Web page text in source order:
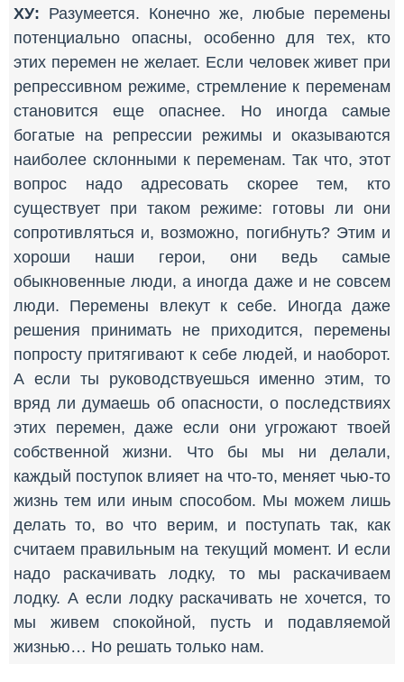
ХУ: Разумеется. Конечно же, любые перемены
потенциально опасны, особенно для тех, кто
этих перемен не желает. Если человек живет при
репрессивном режиме, стремление к переменам
становится еще опаснее. Но иногда самые
богатые на репрессии режимы и оказываются
наиболее склонными к переменам. Так что, этот
вопрос надо адресовать скорее тем, кто
существует при таком режиме: готовы ли они
сопротивляться и, возможно, погибнуть? Этим и
хороши наши герои, они ведь самые
обыкновенные люди, а иногда даже и не совсем
люди. Перемены влекут к себе. Иногда даже
решения принимать не приходится, перемены
попросту притягивают к себе людей, и наоборот.
А если ты руководствуешься именно этим, то
вряд ли думаешь об опасности, о последствиях
этих перемен, даже если они угрожают твоей
собственной жизни. Что бы мы ни делали,
каждый поступок влияет на что-то, меняет чью-то
жизнь тем или иным способом. Мы можем лишь
делать то, во что верим, и поступать так, как
считаем правильным на текущий момент. И если
надо раскачивать лодку, то мы раскачиваем
лодку. А если лодку раскачивать не хочется, то
мы живем спокойной, пусть и подавляемой
жизнью… Но решать только нам.